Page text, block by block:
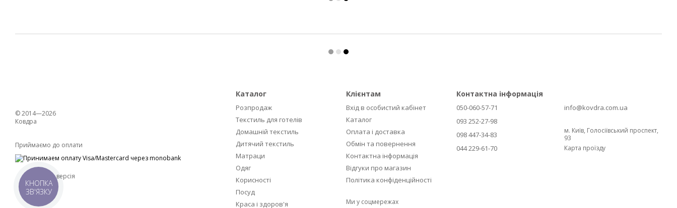
© 2014—2026
Ковдра
Приймаємо до оплати
Мобільна версія
Каталог
Розпродаж
Текстиль для готелів
Домашній текстиль
Дитячий текстиль
Матраци
Одяг
Корисності
Посуд
Краса і здоров'я
Клієнтам
Вхід в особистий кабінет
Каталог
Оплата і доставка
Обмін та повернення
Контактна інформація
Відгуки про магазин
Політика конфіденційності
Ми у соцмережах
Контактна інформація
050-060-57-71
093 252-27-98
098 447-34-83
044 229-61-70
info@kovdra.com.ua
м. Київ, Голосіївський проспект,
93
Карта проїзду
КНОПКА
ЗВ'ЯЗКУ